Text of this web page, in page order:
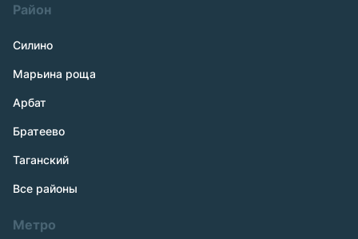
Район
Силино
Марьина роща
Арбат
Братеево
Таганский
Все районы
Метро